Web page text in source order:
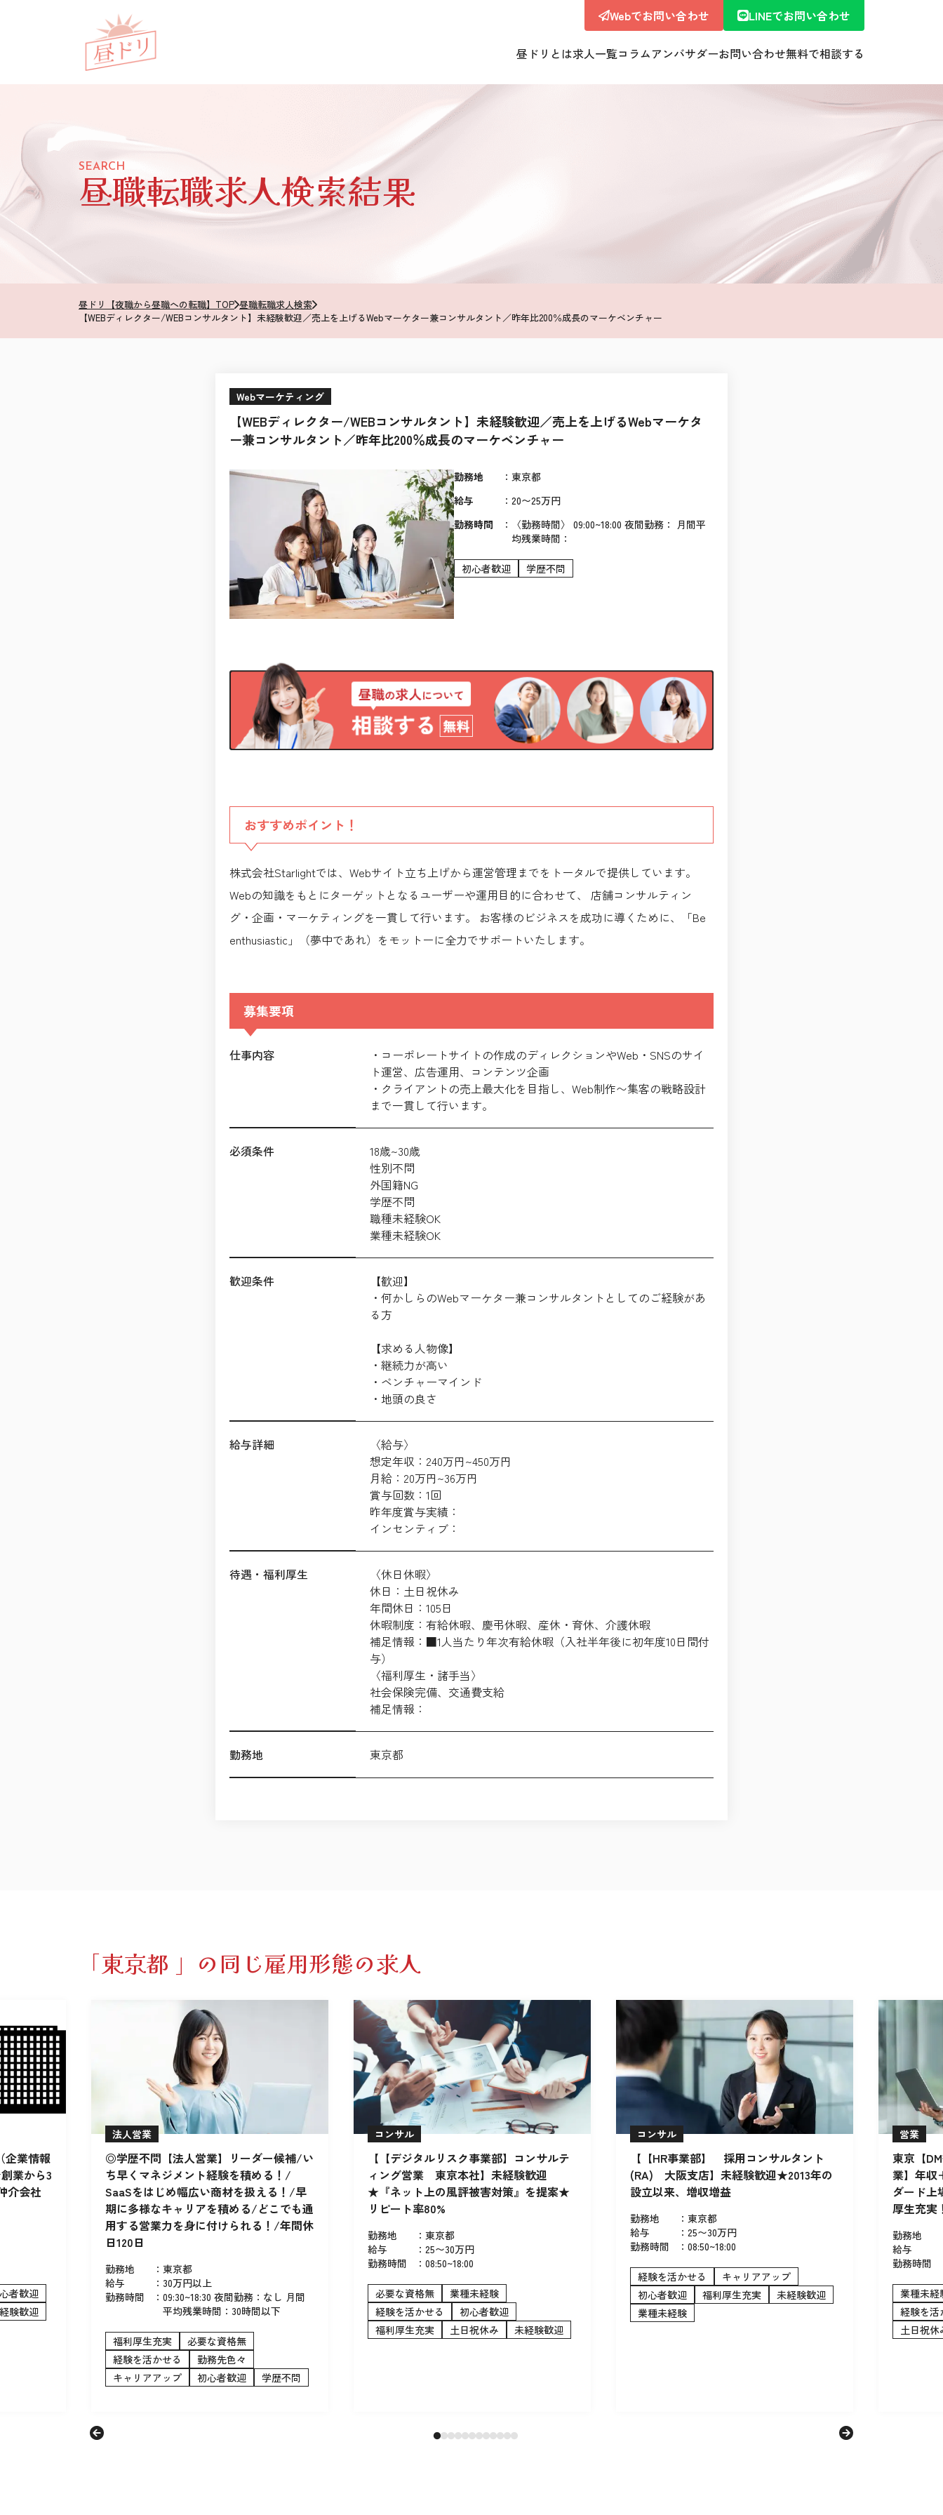
Webでお問い合わせ LINEでお問い合わせ
昼ドリとは求人一覧コラムアンバサダーお問い合わせ無料で相談する
SEARCH
昼職転職求人検索結果
昼ドリ【夜職から昼職への転職】TOP 昼職転職求人検索
【WEBディレクター/WEBコンサルタント】未経験歓迎／売上を上げるWebマーケター兼コンサルタント／昨年比200％成長のマーケベンチャー
Webマーケティング
【WEBディレクター/WEBコンサルタント】未経験歓迎／売上を上げるWebマーケタ
ー兼コンサルタント／昨年比200％成長のマーケベンチャー
勤務地 ： 東京都
給与
： 20〜25万円
勤務時間
：
〈勤務時間〉 09:00~18:00 夜間勤務： 月間平
均残業時間：
初心者歓迎 学歴不問
おすすめポイント！
株式会社Starlightでは、Webサイト立ち上げから運営管理までをトータルで提供しています。
Webの知識をもとにターゲットとなるユーザーや運用目的に合わせて、 店舗コンサルティン
グ・企画・マーケティングを一貫して行います。 お客様のビジネスを成功に導くために、「Be
enthusiastic」（夢中であれ）をモットーに全力でサポートいたします。
募集要項
仕事内容
・コーポレートサイトの作成のディレクションやWeb・SNSのサイ
ト運営、広告運用、コンテンツ企画
・クライアントの売上最大化を目指し、Web制作〜集客の戦略設計
まで一貫して行います。
必須条件
18歳~30歳
性別不問
外国籍NG
学歴不問
職種未経験OK
業種未経験OK
歓迎条件
【歓迎】
・何かしらのWebマーケター兼コンサルタントとしてのご経験があ
る方
【求める人物像】
・継続力が高い
・ベンチャーマインド
・地頭の良さ
給与詳細
〈給与〉
想定年収：240万円~450万円
月給：20万円~36万円
賞与回数：1回
昨年度賞与実績：
インセンティブ：
待遇・福利厚生
〈休日休暇〉
休日：土日祝休み
年間休日：105日
休暇制度：有給休暇、慶弔休暇、産休・育休、介護休暇
補足情報：■1人当たり年次有給休暇（入社半年後に初年度10日間付
与）
〈福利厚生・諸手当〉
社会保険完備、交通費支給
補足情報：
勤務地 東京都
「東京都 」の同じ雇用形態の求人
企業情報
業から3
介会社
者歓迎
験歓迎
法人営業
◎学歴不問【法人営業】リーダー候補/い
ち早くマネジメント経験を積める！/
SaaSをはじめ幅広い商材を扱える！/早
期に多様なキャリアを積める/どこでも通
用する営業力を身に付けられる！/年間休
日120日
勤務地 ： 東京都
給与
： 30万円以上
勤務時間
： 09:30~18:30 夜間勤務：なし 月間
平均残業時間：30時間以下
福利厚生充実
必要な資格無
経験を活かせる
勤務先色々
キャリアアップ
初心者歓迎 学歴不問
コンサル
【【デジタルリスク事業部】コンサルテ
ィング営業 東京本社】未経験歓迎
★『ネット上の風評被害対策』を提案★
リピート率80%
勤務地 ： 東京都
給与
： 25〜30万円
勤務時間
： 08:50~18:00
必要な資格無
業種未経験
経験を活かせる
初心者歓迎
福利厚生充実
土日祝休み 未経験歓迎
コンサル
【【HR事業部】 採用コンサルタント
(RA) 大阪支店】未経験歓迎★2013年の
設立以来、増収増益
勤務地 ： 東京都
給与
： 25〜30万円
勤務時間
： 08:50~18:00
経験を活かせる
キャリアアップ
初心者歓迎
福利厚生充実
未経験歓迎
業種未経験
営業
東京【
業】年収
ダード
厚生充実
勤務地
給与
勤務時間
業種未経
経験を活
土日祝休